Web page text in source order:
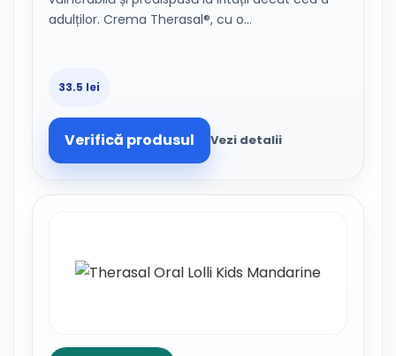
adulților. Crema Therasal®, cu o…
33.5 lei
Verifică produsul Vezi detalii